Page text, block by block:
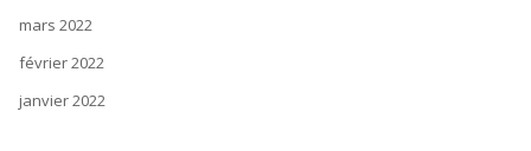
mars 2022
février 2022
janvier 2022